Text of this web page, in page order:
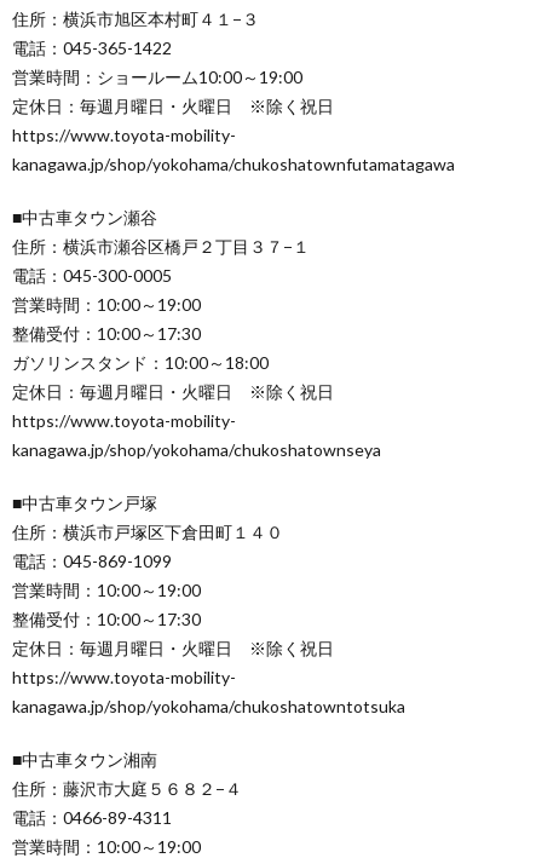
住所：横浜市旭区本村町４１−３
電話：045-365-1422
営業時間：ショールーム10:00～19:00
定休日：毎週月曜日・火曜日 ※除く祝日
https://www.toyota-mobility-
kanagawa.jp/shop/yokohama/chukoshatownfutamatagawa
■中古車タウン瀬谷
住所：横浜市瀬谷区橋戸２丁目３７−１
電話：045-300-0005
営業時間：10:00～19:00
整備受付：10:00～17:30
ガソリンスタンド：10:00～18:00
定休日：毎週月曜日・火曜日 ※除く祝日
https://www.toyota-mobility-
kanagawa.jp/shop/yokohama/chukoshatownseya
■中古車タウン戸塚
住所：横浜市戸塚区下倉田町１４０
電話：045-869-1099
営業時間：10:00～19:00
整備受付：10:00～17:30
定休日：毎週月曜日・火曜日 ※除く祝日
https://www.toyota-mobility-
kanagawa.jp/shop/yokohama/chukoshatowntotsuka
■中古車タウン湘南
住所：藤沢市大庭５６８２−４
電話：0466-89-4311
営業時間：10:00～19:00